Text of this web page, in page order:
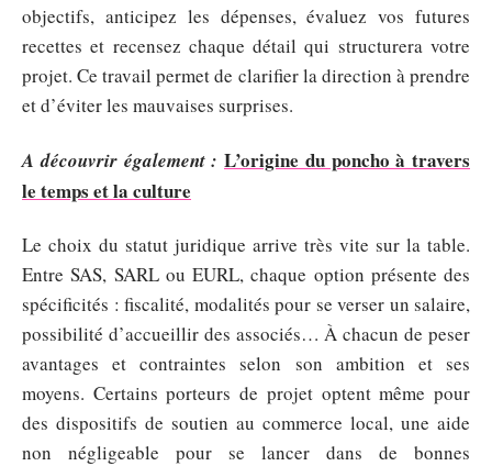
objectifs, anticipez les dépenses, évaluez vos futures
recettes et recensez chaque détail qui structurera votre
projet. Ce travail permet de clarifier la direction à prendre
et d’éviter les mauvaises surprises.
A découvrir également : L’origine du poncho à travers
le temps et la culture
Le choix du statut juridique arrive très vite sur la table.
Entre SAS, SARL ou EURL, chaque option présente des
spécificités : fiscalité, modalités pour se verser un salaire,
possibilité d’accueillir des associés… À chacun de peser
avantages et contraintes selon son ambition et ses
moyens. Certains porteurs de projet optent même pour
des dispositifs de soutien au commerce local, une aide
non négligeable pour se lancer dans de bonnes